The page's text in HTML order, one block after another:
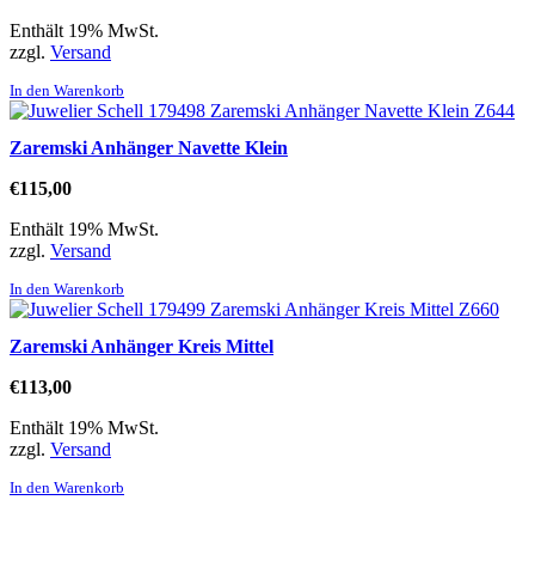
Enthält 19% MwSt.
zzgl. Versand
In den Warenkorb
Zaremski Anhänger Navette Klein
€115,00
Enthält 19% MwSt.
zzgl. Versand
In den Warenkorb
Zaremski Anhänger Kreis Mittel
€113,00
Enthält 19% MwSt.
zzgl. Versand
In den Warenkorb